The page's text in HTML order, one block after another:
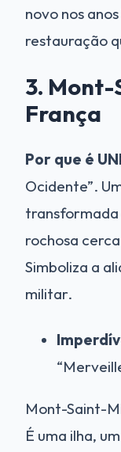
novo nos
restauração
3.
França
Por que é
Ocidente”.
transformada
rochosa
Simboliza a
militar.
Mont-Saint-
É uma ilha,